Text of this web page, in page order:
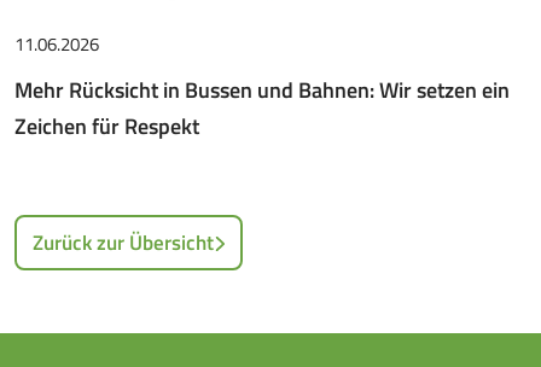
11.06.2026
Mehr Rücksicht in Bussen und Bahnen: Wir setzen ein
Zeichen für Respekt
Zurück zur Übersicht